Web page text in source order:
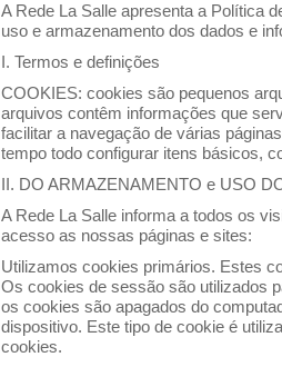
A Rede La Salle apresenta a Política
uso e armazenamento dos dados e
I. Termos e definições
COOKIES: cookies são pequenos
arquivos contêm informações que
facilitar a navegação de várias
tempo todo configurar itens básicos,
II. DO ARMAZENAMENTO e USO
A Rede La Salle informa a todos os
acesso as nossas páginas e sites:
Utilizamos cookies primários. Estes
Os cookies de sessão são utilizados
os cookies são apagados do
dispositivo. Este tipo de cookie é
cookies.